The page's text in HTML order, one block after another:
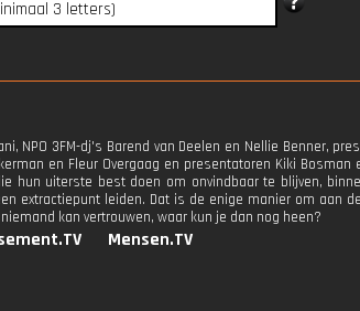
NPO 3FM-dj's Barend van Deelen en Nellie Benner,
en Fleur Overgaag en presentatoren Kiki Bosman
hun uiterste best doen om onvindbaar te blijven,
extractiepunt leiden. Dat is de enige manier om aan
kan vertrouwen, waar kun je dan nog heen?
Mensen.TV